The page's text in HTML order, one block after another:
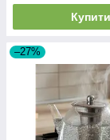
Купити
–27%